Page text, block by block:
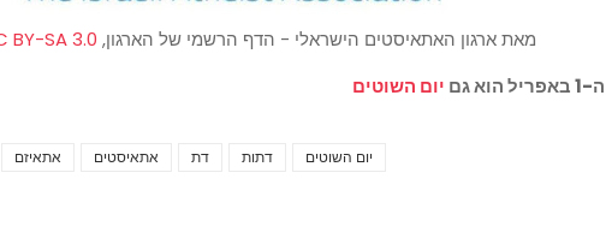
מאת ארגון האתאיסטים הישראלי - הדף הרשמי של הארגון, BY-SA 3.0
ה-1 באפריל הוא גם
יום השוטים
אתאיזם אתאיסטים דת דתות יום השוטים